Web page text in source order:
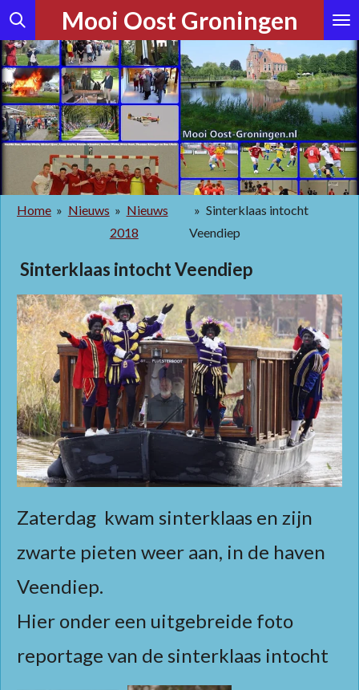
Ga
direct
naar
de
hoofdinhoud
Mooi Oost Groningen
Home » Nieuws » Nieuws
2018
» Sinterklaas intocht
Veendiep
Sinterklaas intocht Veendiep
Zaterdag kwam sinterklaas en zijn
zwarte pieten weer aan, in de haven
Veendiep.
Hier onder een uitgebreide foto
reportage van de sinterklaas intocht